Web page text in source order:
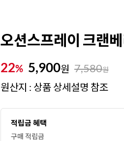
오션스프레이 크랜
22% 5,900원 7,580원
원산지 : 상품 상세설명 참조
적립금 혜택
구매 적립금